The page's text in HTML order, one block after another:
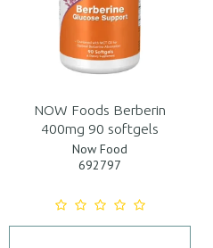
NOW Foods Berberin
400mg 90 softgels
Now Food
692797